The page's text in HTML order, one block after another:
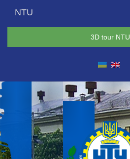
NTU
3D tour NTU